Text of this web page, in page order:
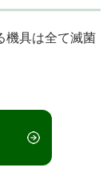
機具は全て滅菌